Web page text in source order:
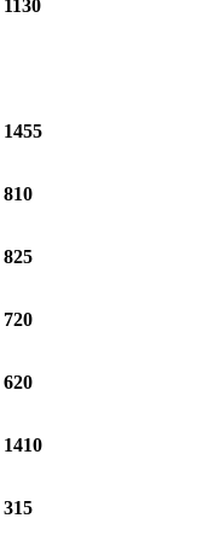
1130
1455
810
825
720
620
1410
315